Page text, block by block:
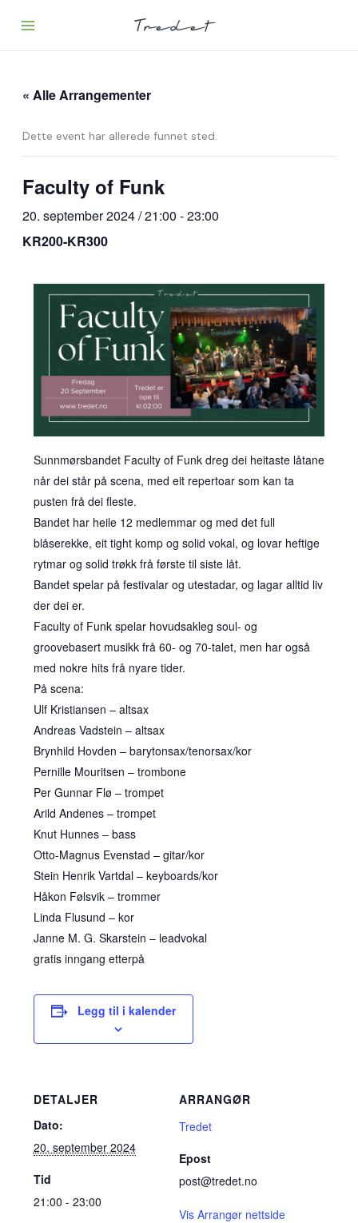
« Alle Arrangementer
Dette event har allerede funnet sted.
Faculty of Funk
20. september 2024 / 21:00 -23:00
KR200-KR300
Sunnmørsbandet Faculty of Funk dreg dei heitaste låtane
når dei står på scena, med eit repertoar som kan ta
pusten frå dei fleste.
Bandet har heile 12 medlemmar og med det full
blåserekke, eit tight komp og solid vokal, og lovar heftige
rytmar og solid trøkk frå første til siste låt.
Bandet spelar på festivalar og utestadar, og lagar alltid liv
der dei er.
Faculty of Funk spelar hovudsakleg soul- og
groovebasert musikk frå 60- og 70-talet, men har også
med nokre hits frå nyare tider.
På scena:
Ulf Kristiansen – altsax
Andreas Vadstein – altsax
Brynhild Hovden – barytonsax/tenorsax/kor
Pernille Mouritsen – trombone
Per Gunnar Flø – trompet
Arild Andenes – trompet
Knut Hunnes – bass
Otto-Magnus Evenstad – gitar/kor
Stein Henrik Vartdal – keyboards/kor
Håkon Følsvik – trommer
Linda Flusund – kor
Janne M. G. Skarstein – leadvokal
gratis inngang etterpå
Legg til i kalender
DETALJER
Dato:
20. september 2024
Tid
21:00 - 23:00
ARRANGØR
Tredet
Epost
post@tredet.no
Vis Arrangør nettside